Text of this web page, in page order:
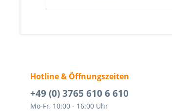
Hotline & Öffnungszeiten
+49 (0) 3765 610 6 610
Mo-Fr, 10:00 - 16:00 Uhr